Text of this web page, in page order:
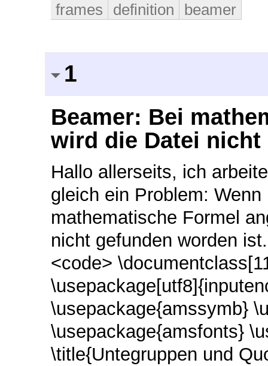
frames definition beamer
1
Beamer: Bei
wird die Datei nicht
Hallo allerseits, ich
gleich ein Problem:
mathematische Formel
nicht gefunden worden
<code>
\usepackage{amssymb}
\usepackage{amsfonts}
\title{Untegruppen und